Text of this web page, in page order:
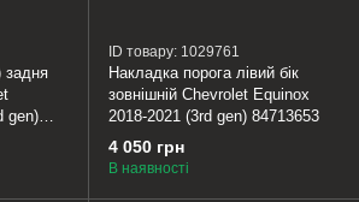
задня
gen)
ID товару: 1029761
Накладка порога лівий бік
зовнішній Chevrolet Equinox
2018-2021 (3rd gen) 84713653
4 050 грн
В наявності